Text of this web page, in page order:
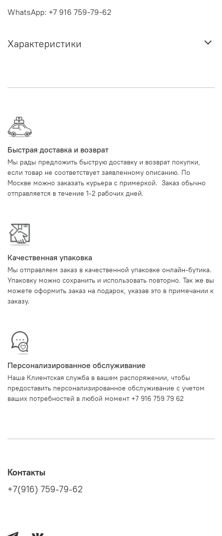
WhatsApp: +7 916 759-79-62
Характеристики
Быстрая доставка и возврат
Мы рады предложить быструю доставку и возврат покупки,
если товар не соответствует заявленному описанию. По
Москве можно заказать курьера с примеркой. Заказ обычно
отправляется в течение 1-2 рабочих дней.
Качественная упаковка
Мы отправляем заказ в качественной упаковке онлайн-бутика.
Упаковку можно сохранить и использовать повторно. Так же вы
можете оформить заказ на подарок, указав это в примечании к
заказу.
Персонализированное обслуживание
Наша Клиентская служба в вашем распоряжении, чтобы
предоставить персонализированное обслуживание с учетом
ваших потребностей в любой момент +7 916 759 79 62
Контакты
+7(916) 759-79-62